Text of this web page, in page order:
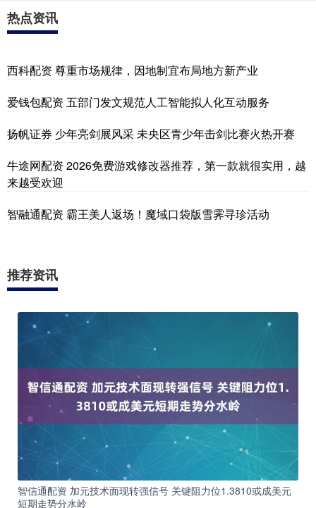
热点资讯
西科配资 尊重市场规律，因地制宜布局地方新产业
爱钱包配资 五部门发文规范人工智能拟人化互动服务
扬帆证券 少年亮剑展风采 未央区青少年击剑比赛火热开赛
牛途网配资 2026免费游戏修改器推荐，第一款就很实用，越
来越受欢迎
智融通配资 霸王美人返场！魔域口袋版雪霁寻珍活动
推荐资讯
智信通配资 加元技术面现转强信号 关键阻力位1.3810或成美元
短期走势分水岭